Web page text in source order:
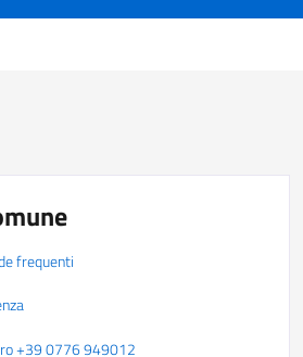
frequenti
+39 0776 949012